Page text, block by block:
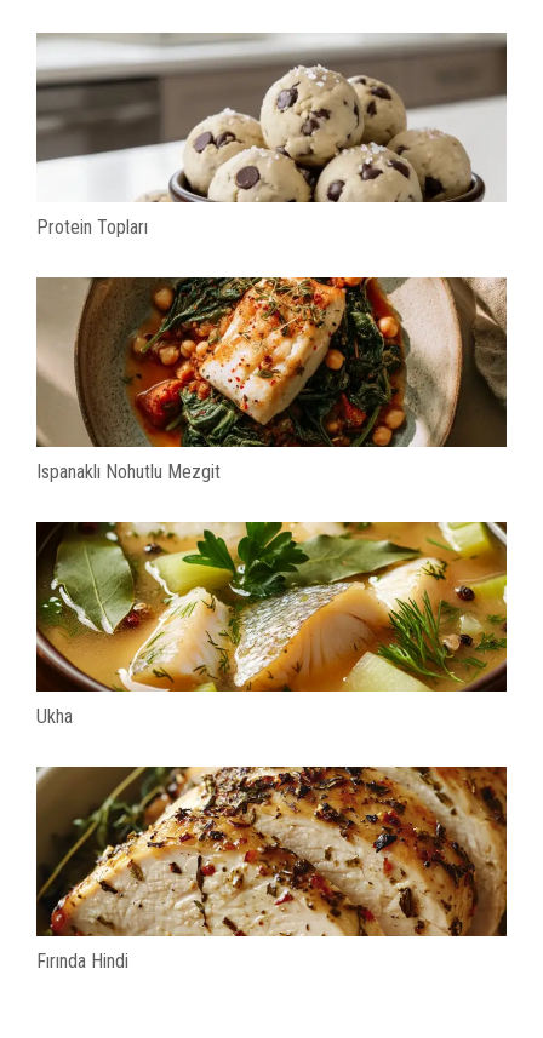
Protein Topları
Ispanaklı Nohutlu Mezgit
Ukha
Fırında Hindi